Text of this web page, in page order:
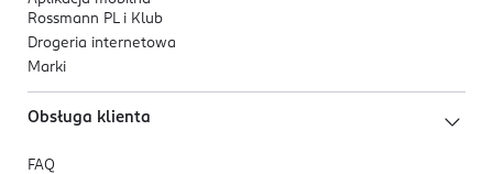
Rossmann PL i Klub
Drogeria internetowa
Marki
Obsługa klienta
FAQ